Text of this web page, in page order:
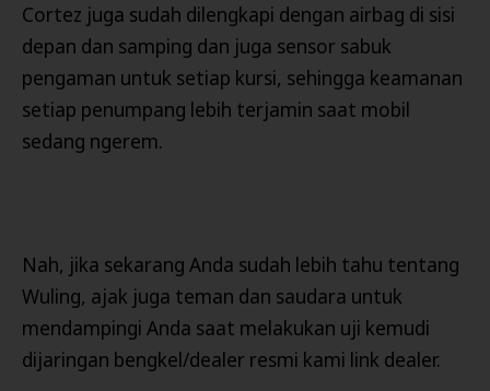
Cortez juga sudah dilengkapi dengan airbag di sisi
depan dan samping dan juga sensor sabuk
pengaman untuk setiap kursi, sehingga keamanan
setiap penumpang lebih terjamin saat mobil
sedang ngerem.
Nah, jika sekarang Anda sudah lebih tahu tentang
Wuling, ajak juga teman dan saudara untuk
mendampingi Anda saat melakukan uji kemudi
dijaringan bengkel/dealer resmi kami link dealer.